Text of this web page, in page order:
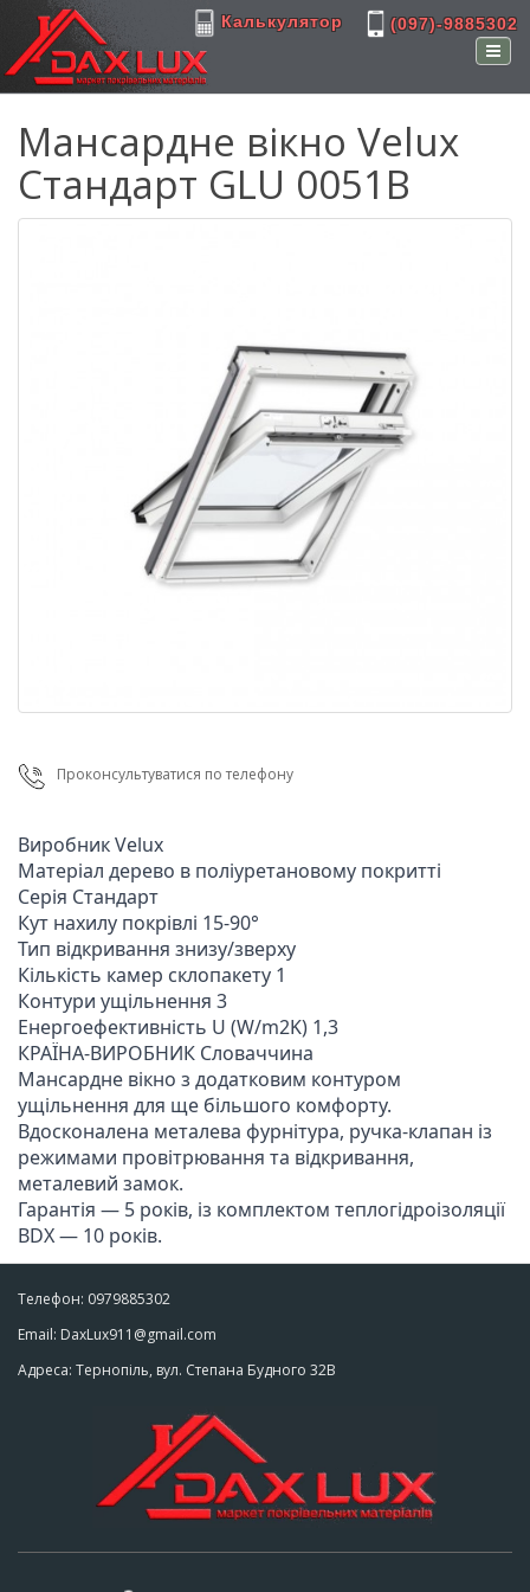
(097)-9885302
Калькулятор
Мансардне вікно Velux
Стандарт GLU 0051В
Проконсультуватися по телефону
Виробник Velux
Матеріал дерево в поліуретановому покритті
Серія Стандарт
Кут нахилу покрівлі 15-90°
Тип відкривання знизу/зверху
Кількість камер склопакету 1
Контури ущільнення 3
Енергоефективність U (W/m2K) 1,3
КРАЇНА-ВИРОБНИК Cловаччина
Мансардне вікно з додатковим контуром
ущільнення для ще більшого комфорту.
Вдосконалена металева фурнітура, ручка-клапан із
режимами провітрювання та відкривання,
металевий замок.
Гарантія — 5 років, із комплектом теплогідроізоляції
BDX — 10 років.
Телефон: 0979885302
Email: DaxLux911@gmail.com
Адреса: Тернопіль, вул. Степана Будного 32В